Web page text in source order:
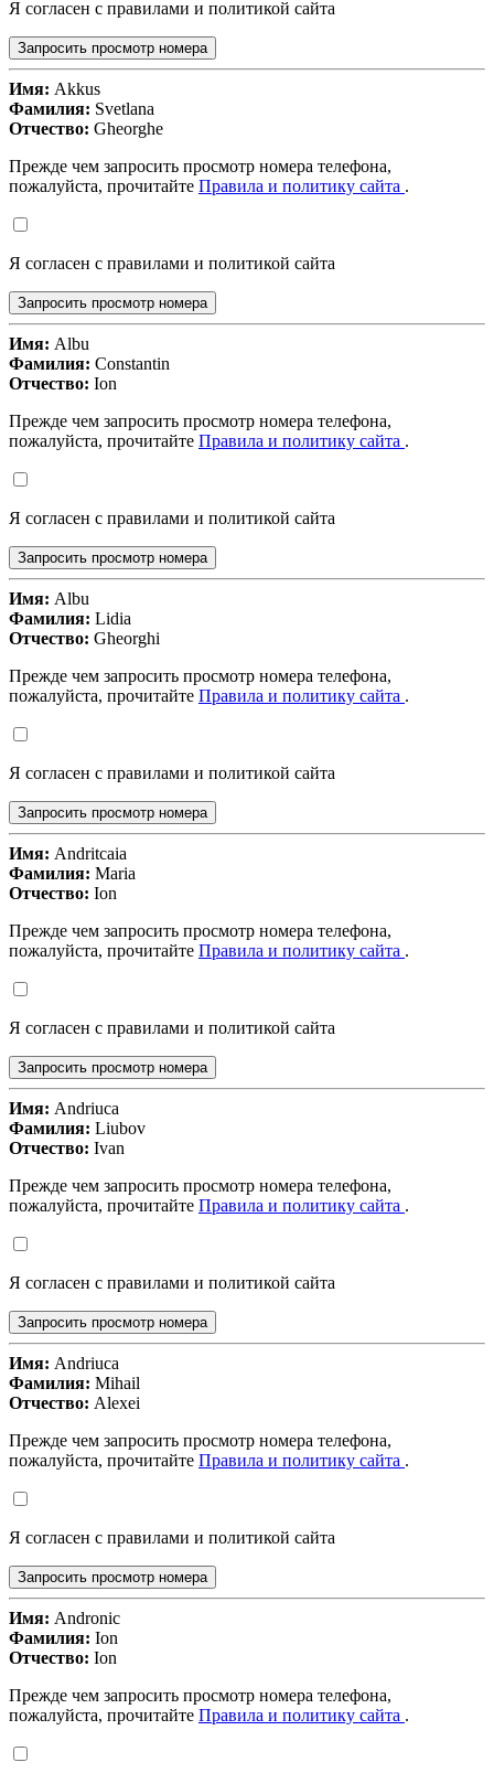
Я согласен с правилами и политикой сайта
Запросить просмотр номера
Имя: Akkus
Фамилия: Svetlana
Отчество: Gheorghe
Прежде чем запросить просмотр номера телефона,
пожалуйста, прочитайте Правила и политику сайта .
Я согласен с правилами и политикой сайта
Запросить просмотр номера
Имя: Albu
Фамилия: Constantin
Отчество: Ion
Прежде чем запросить просмотр номера телефона,
пожалуйста, прочитайте Правила и политику сайта .
Я согласен с правилами и политикой сайта
Запросить просмотр номера
Имя: Albu
Фамилия: Lidia
Отчество: Gheorghi
Прежде чем запросить просмотр номера телефона,
пожалуйста, прочитайте Правила и политику сайта .
Я согласен с правилами и политикой сайта
Запросить просмотр номера
Имя: Andritcaia
Фамилия: Maria
Отчество: Ion
Прежде чем запросить просмотр номера телефона,
пожалуйста, прочитайте Правила и политику сайта .
Я согласен с правилами и политикой сайта
Запросить просмотр номера
Имя: Andriuca
Фамилия: Liubov
Отчество: Ivan
Прежде чем запросить просмотр номера телефона,
пожалуйста, прочитайте Правила и политику сайта .
Я согласен с правилами и политикой сайта
Запросить просмотр номера
Имя: Andriuca
Фамилия: Mihail
Отчество: Alexei
Прежде чем запросить просмотр номера телефона,
пожалуйста, прочитайте Правила и политику сайта .
Я согласен с правилами и политикой сайта
Запросить просмотр номера
Имя: Andronic
Фамилия: Ion
Отчество: Ion
Прежде чем запросить просмотр номера телефона,
пожалуйста, прочитайте Правила и политику сайта .